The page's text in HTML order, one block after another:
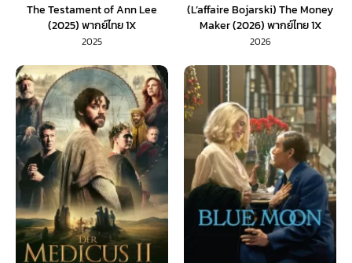
The Testament of Ann Lee
(2025) พากย์ไทย 1X
2025
(L’affaire Bojarski) The Money
Maker (2026) พากย์ไทย 1X
2026